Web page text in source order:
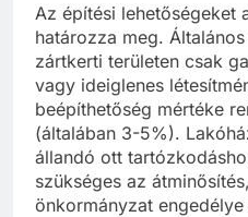
Az építési lehetőségeket
határozza meg.
zártkerti területen csak
vagy ideiglenes
beépíthetőség mértéke
(általában 3-5%).
állandó ott
szükséges az
önkormányzat engedélye